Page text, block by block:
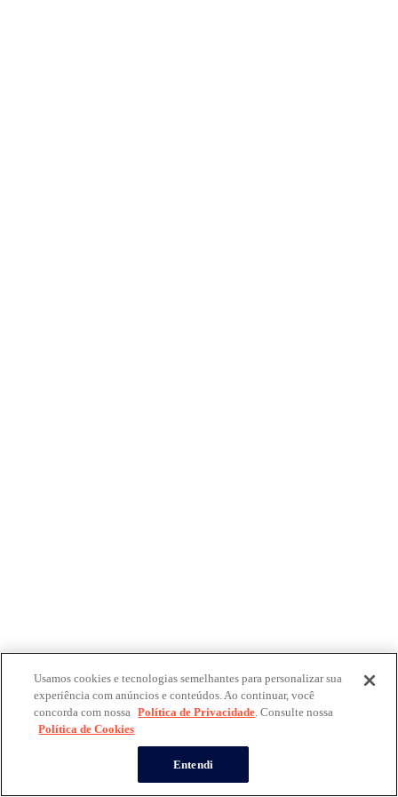
Usamos cookies e tecnologias semelhantes para personalizar sua
experiência com anúncios e conteúdos. Ao continuar, você
concorda com nossa Política de Privacidade. Consulte nossa
Política de Cookies
Entendi